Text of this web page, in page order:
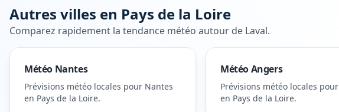
Autres villes en Pays de la Loire
Comparez rapidement la tendance météo autour de Laval.
Météo Nantes
Prévisions météo locales pour Nantes
en Pays de la Loire.
MétéoAngers
Prévisions météo locales pour
en Pays de la Loire.